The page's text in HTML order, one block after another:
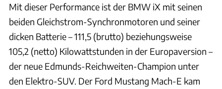
Mit dieser Performance ist der BMW iX mit seinen
beiden Gleichstrom-Synchronmotoren und seiner
dicken Batterie – 111,5 (brutto) beziehungsweise
105,2 (netto) Kilowattstunden in der Europaversion –
der neue Edmunds-Reichweiten-Champion unter
den Elektro-SUV. Der Ford Mustang Mach-E kam